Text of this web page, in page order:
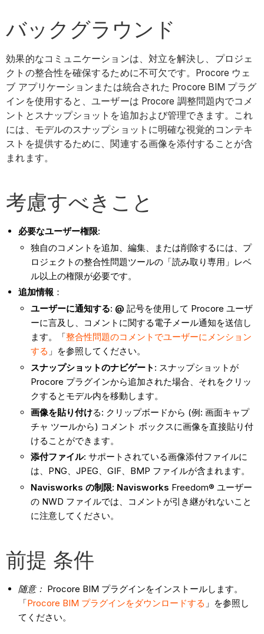
バックグラウンド
効果的なコミュニケーションは、対立を解決し、プロジェ
クトの整合性を確保するために不可欠です。Procore ウェ
ブ アプリケーションまたは統合された Procore BIM プラグ
インを使用すると、ユーザーは Procore 調整問題内でコメ
ントとスナップショットを追加および管理できます。これ
には、モデルのスナップショットに明確な視覚的コンテキ
ストを提供するために、関連する画像を添付することが含
まれます。
考慮すべきこと
必要なユーザー権限:
独自のコメントを追加、編集、または削除するには、プ
ロジェクトの整合性問題ツールの「読み取り専用」レベ
ル以上の権限が必要です。
追加情報 ：
ユーザーに通知する: @ 記号を使用して Procore ユーザ
ーに言及し、コメントに関する電子メール通知を送信し
ます。「整合性問題のコメントでユーザーにメンション
する 」を参照してください。
スナップショットのナビゲート : スナップショットが
Procore プラグインから追加された場合、それをクリッ
クするとモデル内を移動します。
画像を貼り付ける: クリップボードから (例: 画面キャプ
チャ ツールから) コメント ボックスに画像を直接貼り付
けることができます。
添付ファイル: サポートされている画像添付ファイルに
は、PNG、JPEG、GIF、BMP ファイルが含まれます。
Navisworks の制限: Navisworks Freedom® ユーザー
の NWD ファイルでは、コメントが引き継がれないこと
に注意してください。
前提 条件
随意： Procore BIM プラグインをインストールします。
「Procore BIM プラグインをダウンロードする 」を参照し
てください。